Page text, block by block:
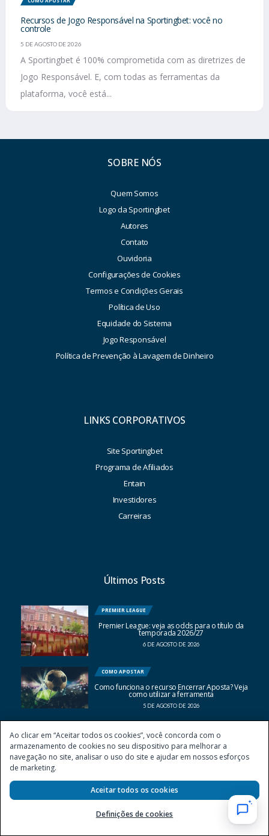
Recursos de Jogo Responsável na Sportingbet: você no
controle
5 DE AGOSTO DE 2026
A Sportingbet é 100% comprometida com as diretrizes de
Jogo Responsável. E, com todas as ferramentas da
plataforma, você está...
SOBRE NÓS
Quem Somos
Logo da Sportingbet
Autores
Contato
Ouvidoria
Configurações de Cookies
Termos e Condições Gerais
Política de Uso
Equidade do Sistema
Jogo Responsável
Política de Prevenção à Lavagem de Dinheiro
LINKS CORPORATIVOS
Site Sportingbet
Programa de Afiliados
Entain
Investidores
Carreiras
Últimos Posts
PREMIER LEAGUE
Premier League: veja as odds para o título da
temporada 2026/27
6 DE AGOSTO DE 2026
COMO APOSTAR
Como funciona o recurso Encerrar Aposta? Veja
como utilizar a ferramenta
5 DE AGOSTO DE 2026
Apostar pode causar dependência e transtornos do jogo patológico.
Jogue com responsabilidade. Saiba mais em nossa página sobrejogo
Ao clicar em “Aceitar todos os cookies”, você concorda com o
armazenamento de cookies no seu dispositivo para melhorar a
navegação no site, analisar o uso do site e ajudar em nossos esforços
de marketing.
Definições de cookies
Aceitar todos os cookies